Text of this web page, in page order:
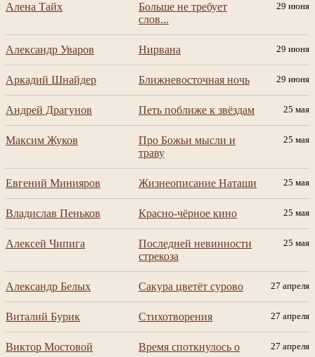
Алена Тайх
Больше не требует
слов...
29 июня
Александр Уваров Нирвана 29 июня
Аркадий Шнайдер Ближневосточная ночь 29 июня
Андрей Драгунов Петь поближе к звёздам 25 мая
Максим Жуков
Про Божьи мысли и
траву
25 мая
Евгений Минияров Жизнеописание Наташи 25 мая
Владислав Пеньков Красно-чёрное кино 25 мая
Алексей Чипига
Последней невинности
стрекоза
25 мая
Александр Белых Сакура цветёт сурово 27 апреля
Виталий Бурик Стихотворения 27 апреля
Виктор Мостовой
Время споткнулось о
27 апреля